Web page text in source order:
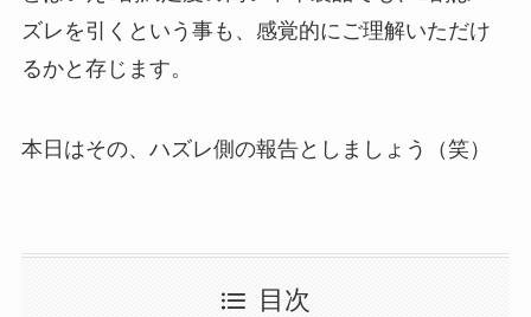
ズレを引くという事も、感覚的にご理解いただけ
るかと存じます。
本日はその、ハズレ側の報告としましょう（笑）
目次